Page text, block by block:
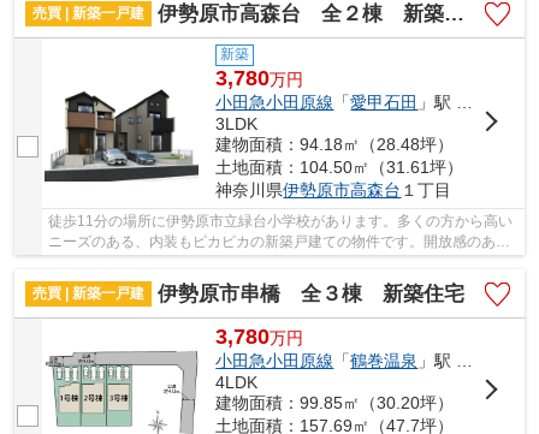
売買 | 新築一戸建
伊勢原市高森台 全２棟 新築住宅
新築
3,780万円
小田急小田原線 「愛甲石田 」駅 徒歩20分
3LDK
建物面積：94.18㎡（28.48坪）
土地面積：104.50㎡（31.61坪）
神奈川県伊勢原市高森台 １丁目
徒歩11分の場所に伊勢原市立緑台小学校があります。多くの方から高い
ニーズのある、内装もピカピカの新築戸建ての物件です。開放感のある
売買 | 新築一戸建
伊勢原市串橋 全３棟 新築住宅
3,780万円
小田急小田原線 「鶴巻温泉 」駅 バス9分 「串橋入口」 停歩3分
4LDK
建物面積：99.85㎡（30.20坪）
土地面積：157.69㎡（47.7坪）